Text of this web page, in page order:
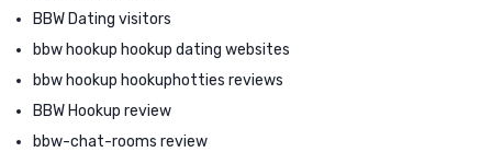
BBW Dating visitors
bbw hookup hookup dating websites
bbw hookup hookuphotties reviews
BBW Hookup review
bbw-chat-rooms review